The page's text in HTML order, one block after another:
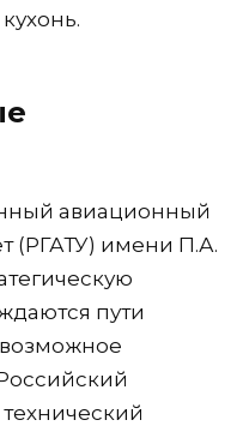
авиационный
(РГАТУ) имени П.А.
пути